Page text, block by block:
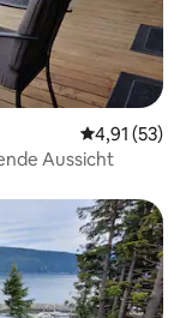
4,91 (53)
Aussicht